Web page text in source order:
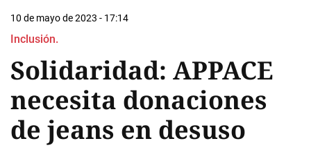
10 de mayo de 2023 - 17:14
Inclusión.
Solidaridad: APPACE
necesita donaciones
de jeans en desuso